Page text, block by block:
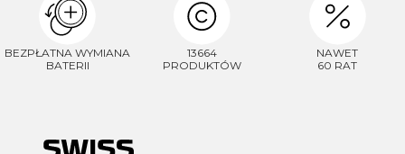
BEZPŁATNA WYMIANA
BATERII
13664
PRODUKTÓW
NAWET
60 RAT